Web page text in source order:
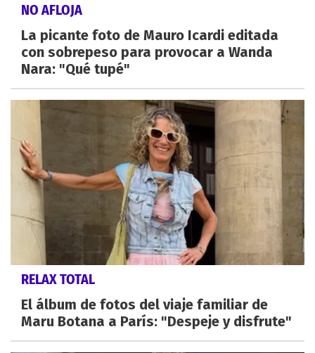
NO AFLOJA
La picante foto de Mauro Icardi editada
con sobrepeso para provocar a Wanda
Nara: "Qué tupé"
RELAX TOTAL
El álbum de fotos del viaje familiar de
Maru Botana a París: "Despeje y disfrute"